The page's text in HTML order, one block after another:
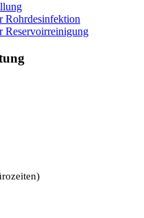
Rohrdesinfektion
Reservoirreinigung